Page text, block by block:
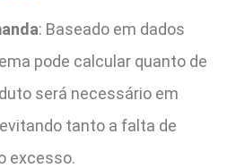
: Baseado em dados
pode calcular quanto de
será necessário em
tanto a falta de
excesso.